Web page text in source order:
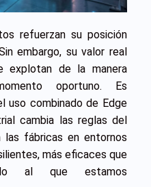
refuerzan su posición
embargo, su valor real
explotan de la manera
oportuno. Es
uso combinado de Edge
cambia las reglas del
las fábricas en entornos
más eficaces que
al que estamos